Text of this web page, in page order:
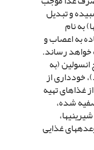
و تبدیل
به نام
به اعصاب و
خواهد رساند.
(به
خوددارى از
غذاهاى تهیه
شده،
غذایى